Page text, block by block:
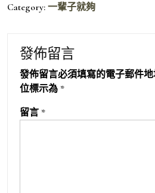
Category: 一輩子就夠
發佈留言
發佈留言必須填寫的電子郵件地
位標示為 *
留言 *